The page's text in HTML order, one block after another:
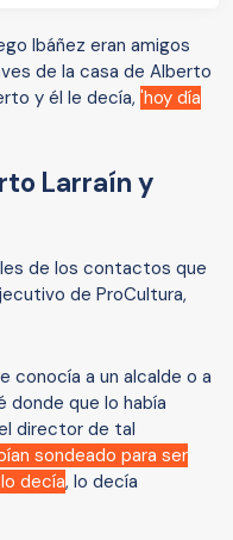
Ibáñez eran amigos
de la casa de Alberto
y él le decía, 'hoy día
Larraín y
de los contactos que
de ProCultura,
conocía a un alcalde o a
donde que lo había
director de tal
sondeado para ser
decía, lo decía